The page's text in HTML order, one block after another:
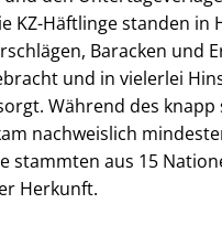
KZ-Häftlinge standen in
Baracken und
und in vielerlei
Während des knapp
nachweislich
stammten aus 15
Herkunft.